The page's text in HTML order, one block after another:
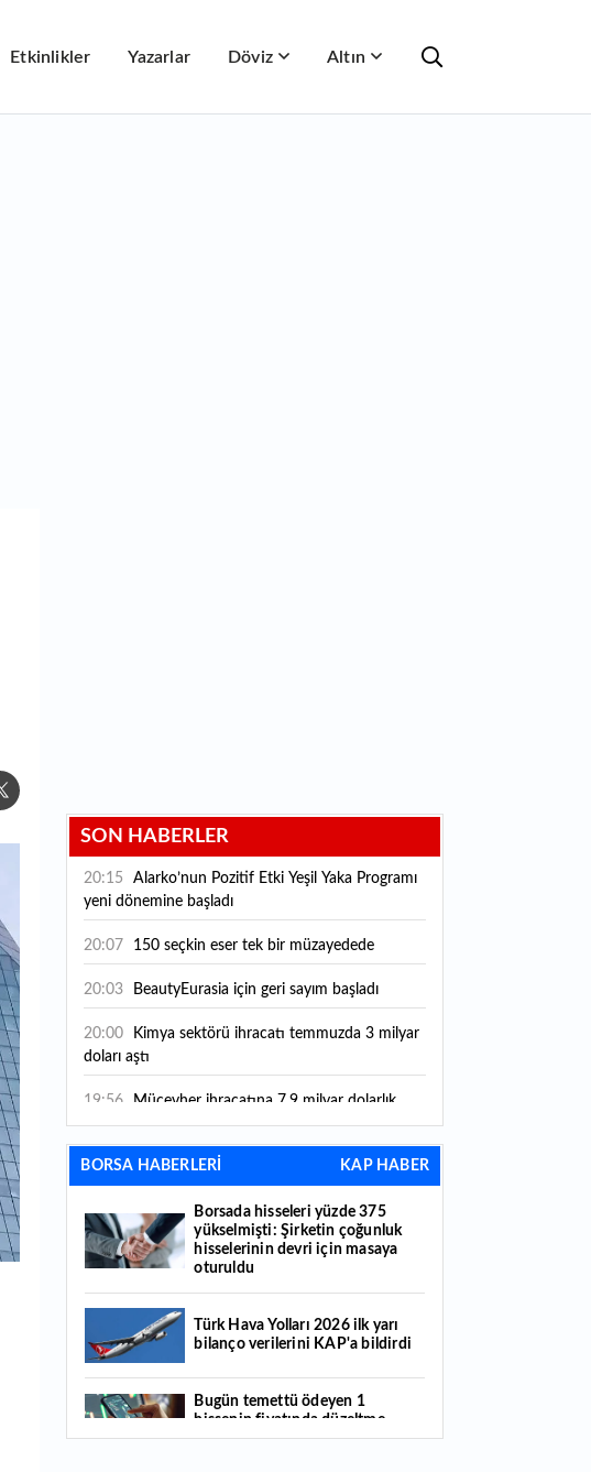
Etkinlikler Yazarlar Döviz Altın
SON HABERLER
20:15
Alarko’nun Pozitif Etki Yeşil Yaka Programı
yeni dönemine başladı
20:07 150 seçkin eser tek bir müzayedede
20:03 BeautyEurasia için geri sayım başladı
20:00
doları aştı
19:56
katkı
18:21 Güç elektroniğinde küresel oyun kurucu
17:38 ABD'den 125 milyar dolarlık tahvil ihracı:
İhale takvimi açıklandı
Binlerce turist ilçeye geldi
nedeni...
16:22 Fatih'te tarihin izleri korunuyor: Osmanlı
BORSA HABERLERİ KAP HABER
Borsada hisseleri yüzde 375
yükselmişti: Şirketin çoğunluk
hisselerinin devri için masaya
oturuldu
Türk Hava Yolları 2026 ilk yarı
bilanço verilerini KAP'a bildirdi
Bugün temettü ödeyen 1
hissenin fiyatında düzeltme
yapıldı